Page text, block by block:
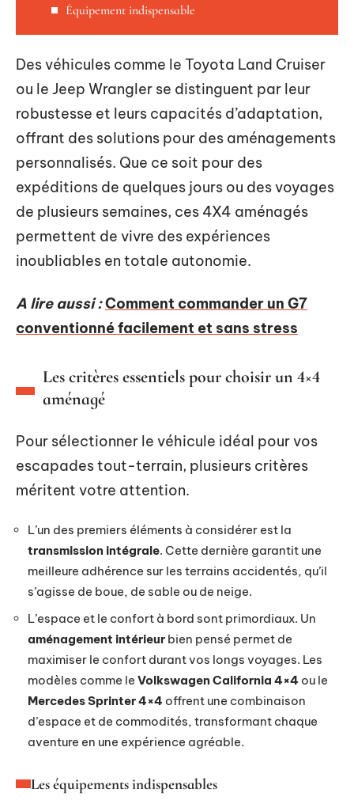
Équipement indispensable
Des véhicules comme le Toyota Land Cruiser
ou le Jeep Wrangler se distinguent par leur
robustesse et leurs capacités d’adaptation,
offrant des solutions pour des aménagements
personnalisés. Que ce soit pour des
expéditions de quelques jours ou des voyages
de plusieurs semaines, ces 4X4 aménagés
permettent de vivre des expériences
inoubliables en totale autonomie.
A lire aussi :Comment commander un G7
conventionné facilement et sans stress
Les critères essentiels pour choisir un 4×4
aménagé
Pour sélectionner le véhicule idéal pour vos
escapades tout-terrain, plusieurs critères
méritent votre attention.
L’un des premiers éléments à considérer est la
transmission intégrale. Cette dernière garantit une
meilleure adhérence sur les terrains accidentés, qu’il
s’agisse de boue, de sable ou de neige.
L’espace et le confort à bord sont primordiaux. Un
aménagement intérieur bien pensé permet de
maximiser le confort durant vos longs voyages. Les
modèles comme le Volkswagen California 4×4 ou le
Mercedes Sprinter 4×4 offrent une combinaison
d’espace et de commodités, transformant chaque
aventure en une expérience agréable.
Les équipements indispensables